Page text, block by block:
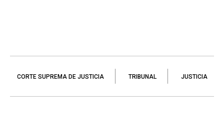
CORTE SUPREMA DE JUSTICIA TRIBUNAL JUSTICIA